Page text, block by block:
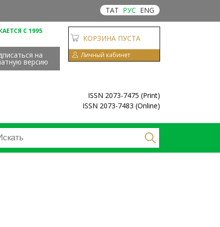
ТАТ РУС ENG
С 1995
на
версию
КОРЗИНА ПУСТА
Личный кабинет
ISSN 2073-7475 (Print)
ISSN 2073-7483 (Online)